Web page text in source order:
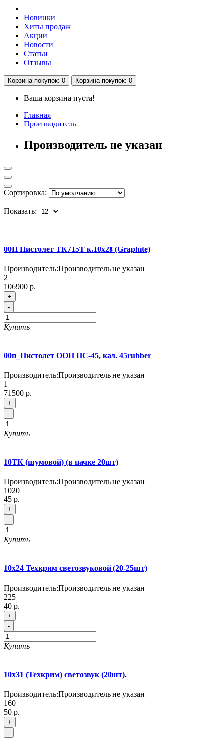
Новинки
Хиты продаж
Акции
Новости
Статьи
Отзывы
Корзина покупок: 0 Корзина покупок: 0
Ваша корзина пуста!
Главная
Производитель
Производитель не указан
Сортировка:
Показать:
00П Пистолет ТК715Т к.10х28 (Graphite)
Производитель:Производитель не указан
2
106900 р.
+
-
Купить
00п_Пистолет ООП ПС-45, кал. 45rubber
Производитель:Производитель не указан
1
71500 р.
+
-
Купить
10ТК (шумовой) (в пачке 20шт)
Производитель:Производитель не указан
1020
45 р.
+
-
Купить
10х24 Техкрим светозвуковой (20-25шт)
Производитель:Производитель не указан
225
40 р.
+
-
Купить
10х31 (Техкрим) светозвук (20шт).
Производитель:Производитель не указан
160
50 р.
+
-